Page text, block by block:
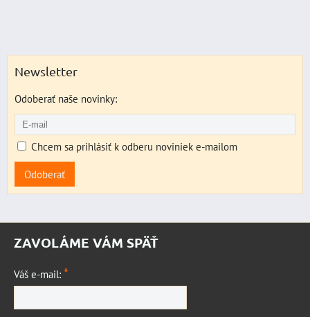
Newsletter
Odoberať naše novinky:
Chcem sa prihlásiť k odberu noviniek e-mailom
Odoberať
ZAVOLÁME VÁM SPÄŤ
Váš e-mail: *